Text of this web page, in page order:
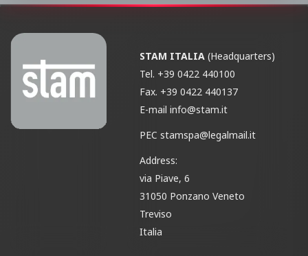
STAM ITALIA (Headquarters)
Tel. +39 0422 440100
Fax. +39 0422 440137
E-mailinfo@stam.it
PECstamspa@legalmail.it
Address:
via Piave, 6
31050 Ponzano Veneto
Treviso
Italia